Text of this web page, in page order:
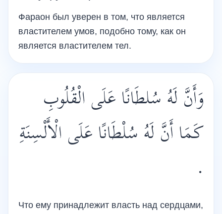
Фараон был уверен в том, что является
властителем умов, подобно тому, как он
является властителем тел.
وَأَنَّ لَهُ سُلطَانًا عَلَى الْقُلُوبِ
كَمَا أَنَّ لَهُ سُلْطَانًا عَلَى الْأَلْسِنَةِ
.
Что ему принадлежит власть над сердцами,